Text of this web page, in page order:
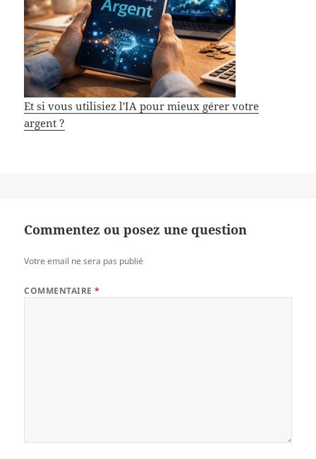
Et si vous utilisiez l'IA pour mieux gérer votre
argent ?
Commentez ou posez une question
Votre email ne sera pas publié
COMMENTAIRE*